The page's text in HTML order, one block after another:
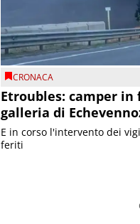
CRONACA
Etroubles: camper
galleria di
E in corso l'intervento dei
feriti